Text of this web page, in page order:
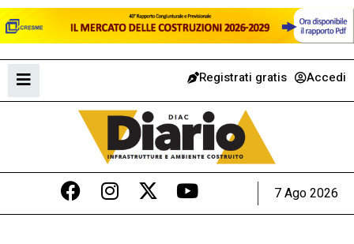
Registrati gratis Accedi
7 Ago 2026